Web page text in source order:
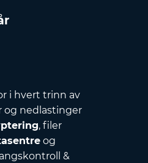
i hvert trinn av
og nedlastinger
, filer
og
&